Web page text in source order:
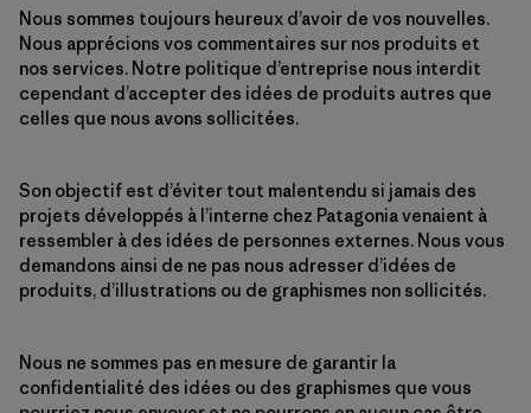
Nous sommes toujours heureux d’avoir de vos nouvelles.
Nous apprécions vos commentaires sur nos produits et
nos services. Notre politique d’entreprise nous interdit
cependant d’accepter des idées de produits autres que
celles que nous avons sollicitées.
Son objectif est d’éviter tout malentendu si jamais des
projets développés à l’interne chez Patagonia venaient à
ressembler à des idées de personnes externes. Nous vous
demandons ainsi de ne pas nous adresser d’idées de
produits, d’illustrations ou de graphismes non sollicités.
Nous ne sommes pas en mesure de garantir la
confidentialité des idées ou des graphismes que vous